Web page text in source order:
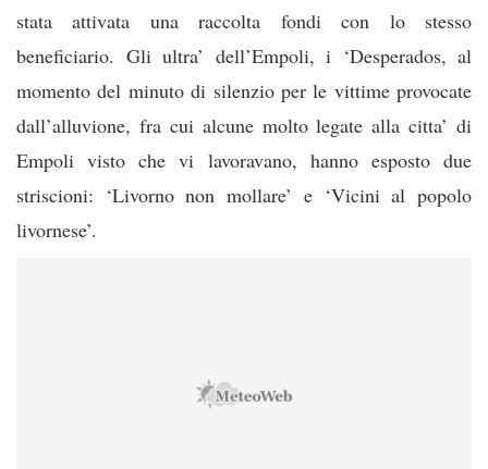
stata attivata una raccolta fondi con lo stesso
beneficiario. Gli ultra’ dell’Empoli, i ‘Desperados, al
momento del minuto di silenzio per le vittime provocate
dall’alluvione, fra cui alcune molto legate alla citta’ di
Empoli visto che vi lavoravano, hanno esposto due
striscioni: ‘Livorno non mollare’ e ‘Vicini al popolo
livornese’.